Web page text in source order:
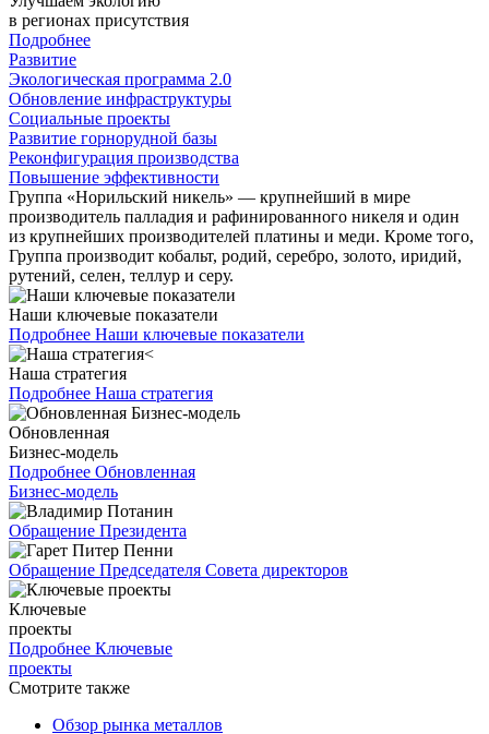
в регионах присутствия
Подробнее
Развитие
Экологическая программа 2.0
Обновление инфраструктуры
Социальные проекты
Развитие горнорудной базы
Реконфигурация производства
Повышение эффективности
Группа «Норильский никель» — крупнейший в мире
производитель палладия и рафинированного никеля и один
из крупнейших производителей платины и меди. Кроме того,
Группа производит кобальт, родий, серебро, золото, иридий,
рутений, селен, теллур и серу.
Наши ключевые показатели
Подробнее Наши ключевые показатели
Наша стратегия
Подробнее Наша стратегия
Обновленная
Бизнес-модель
Подробнее Обновленная
Бизнес-модель
Обращение Президента
Обращение Председателя Совета директоров
Ключевые
проекты
Подробнее Ключевые
проекты
Смотрите также
Обзор рынка металлов